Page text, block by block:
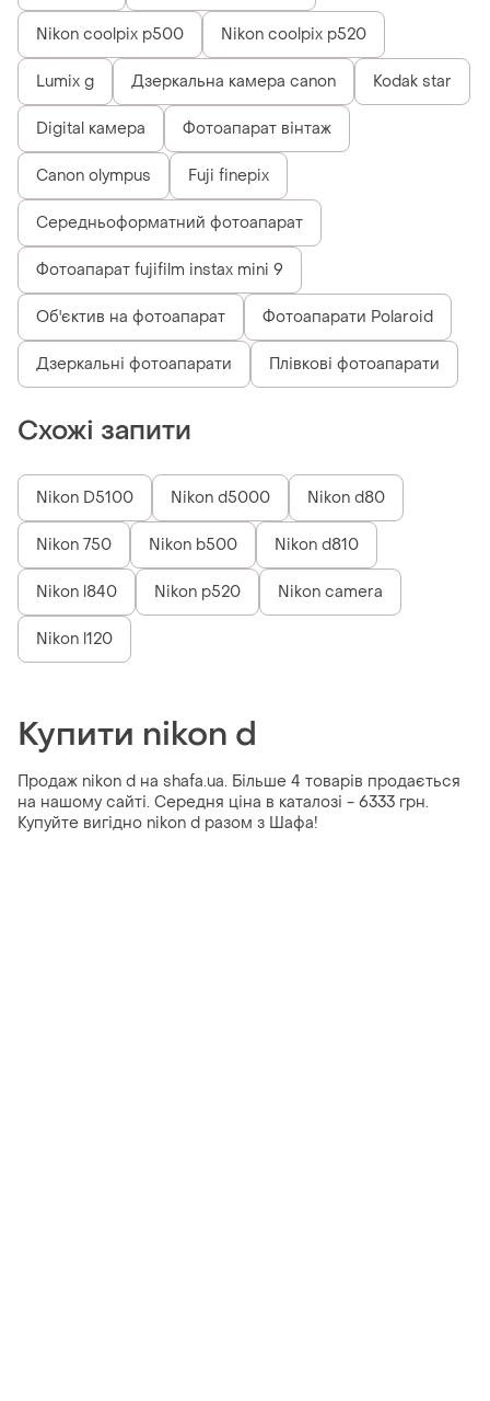
Nikon coolpix p500 Nikon coolpix p520
Lumix g Дзеркальна камера canon Kodak star
Digital камера Фотоапарат вінтаж
Canon olympus Fuji finepix
Середньоформатний фотоапарат
Фотоапарат fujifilm instax mini 9
Об'єктив на фотоапарат Фотоапарати Polaroid
Дзеркальні фотоапарати Плівкові фотоапарати
Схожі запити
Nikon D5100 Nikon d5000 Nikon d80
Nikon 750 Nikon b500 Nikon d810
Nikon l840 Nikon p520 Nikon camera
Nikon l120
Купити nikon d
Продаж nikon d на shafa.ua. Більше 4 товарів продається
на нашому сайті. Середня ціна в каталозі - 6333 грн.
Купуйте вигідно nikon d разом з Шафа!